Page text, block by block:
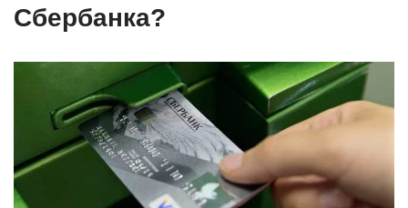
Сбербанка?